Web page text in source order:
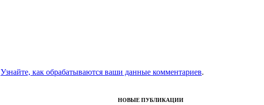
Узнайте, как обрабатываются ваши данные комментариев.
НОВЫЕ ПУБЛИКАЦИИ